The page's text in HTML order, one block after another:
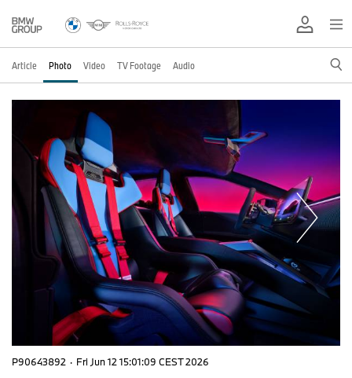
Article Photo Video TV Footage Audio
P90643892 · Fri Jun 12 15:01:09 CEST 2026